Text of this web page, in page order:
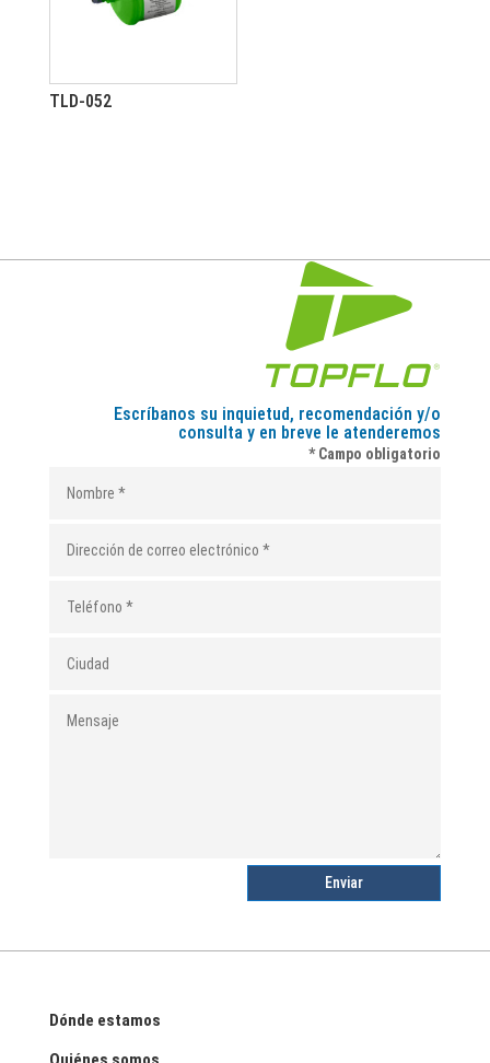
TLD-052
Escríbanos su inquietud, recomendación y/o
consulta y en breve le atenderemos
* Campo obligatorio
Enviar
Dónde estamos